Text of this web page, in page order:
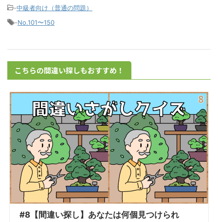
-中級者向け（普通の問題）
-No.101〜150
こちらの間違い探しもおすすめ！
#8【間違い探し】あなたは何個見つけられ